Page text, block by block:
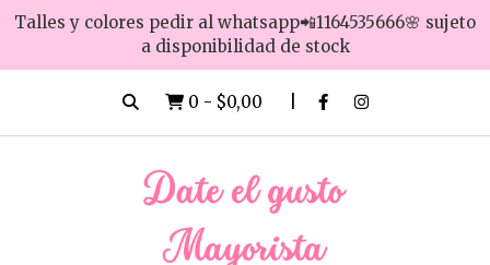
Talles y colores pedir al whatsapp📲1164535666🌸 sujeto
a disponibilidad de stock
0 - $0,00